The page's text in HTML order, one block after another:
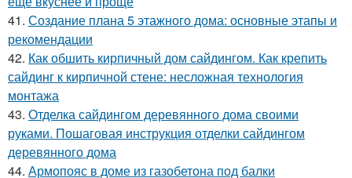
41. Создание плана 5 этажного дома: основные этапы и
рекомендации
42. Как обшить кирпичный дом сайдингом. Как крепить
сайдинг к кирпичной стене: несложная технология
монтажа
43. Отделка сайдингом деревянного дома своими
руками. Пошаговая инструкция отделки сайдингом
деревянного дома
44. Армопояс в доме из газобетона под балки